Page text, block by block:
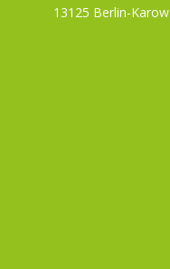
13125 Berlin-Karow